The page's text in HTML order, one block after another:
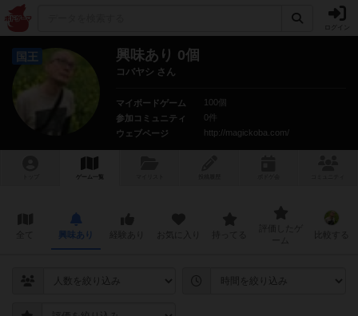
国王 興味あり 0個
コバヤシ さん
マイボードゲーム
100個
参加コミュニティ
0件
ウェブページ
http://magickoba.com/
ゲーム一覧
興味あり